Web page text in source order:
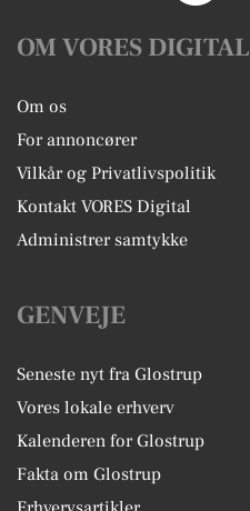
OM VORES DIGITAL
Om os
For annoncører
Vilkår og Privatlivspolitik
Kontakt VORES Digital
Administrer samtykke
GENVEJE
Seneste nyt fra Glostrup
Vores lokale erhverv
Kalenderen for Glostrup
Fakta om Glostrup